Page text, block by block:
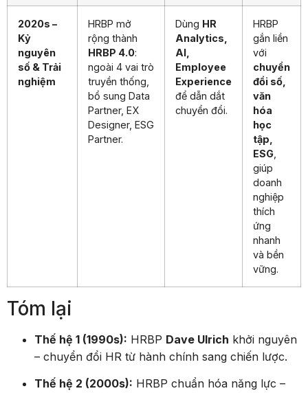
2020s –
Kỷ
nguyên
số & Trải
nghiệm
HRBP mở
rộng thành
HRBP 4.0:
ngoài 4 vai trò
truyền thống,
bổ sung Data
Partner, EX
Designer, ESG
Partner.
Dùng HR
Analytics,
AI,
Employee
Experience
để dẫn dắt
chuyển đổi.
HRBP
gắn liền
với
chuyển
đổi số,
văn
hóa
học
tập,
ESG
giúp
doanh
nghiệp
thích
ứng
nhanh
và bền
vững.
Tóm lại
Thế hệ 1 (1990s): HRBP Dave Ulrich khởi nguyên
– chuyển đổi HR từ hành chính sang chiến lược.
Thế hệ 2 (2000s): HRBP chuẩn hóa năng lực –